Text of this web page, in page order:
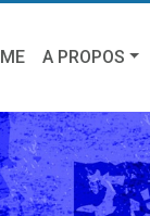
A PROPOS